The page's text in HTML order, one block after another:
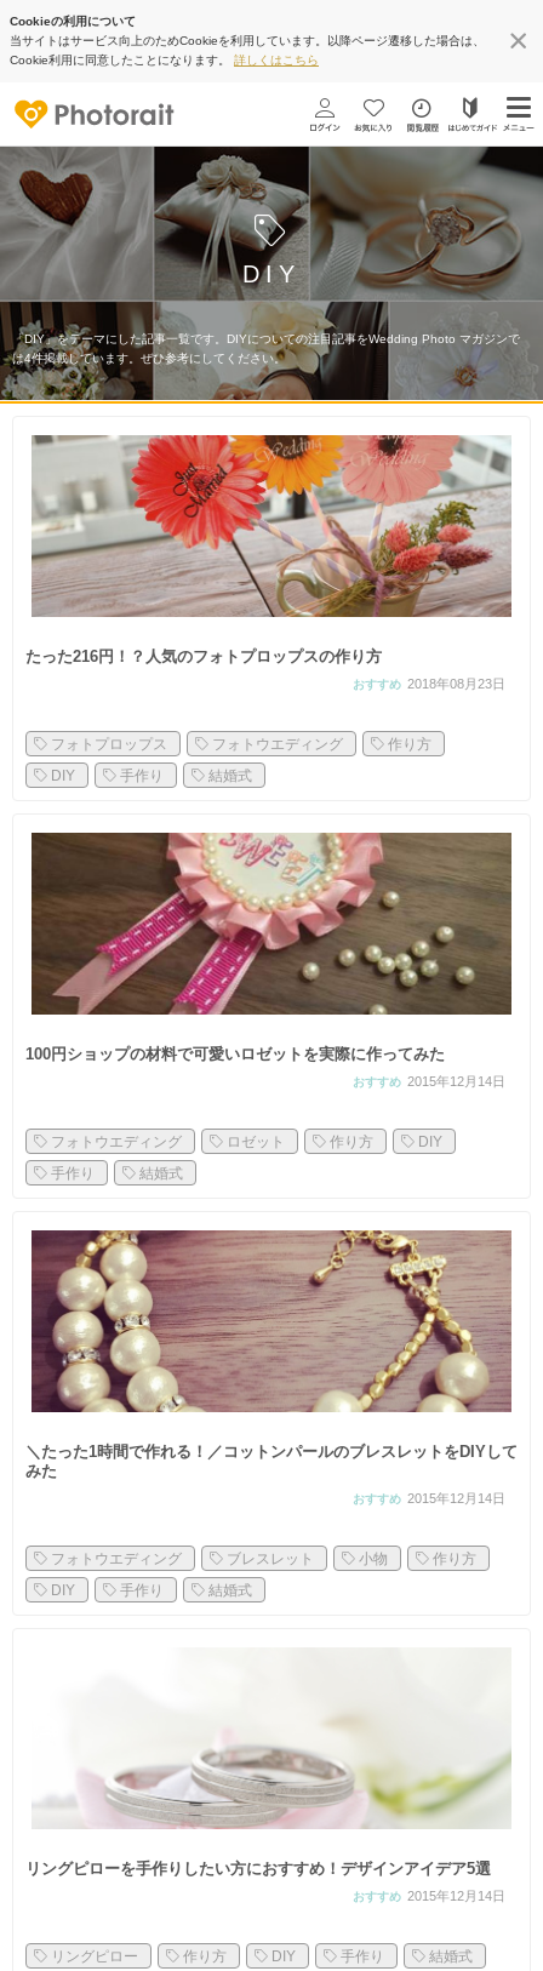
Cookieの利用について
当サイトはサービス向上のためCookieを利用しています。以降ページ遷移した場合は、
Cookie利用に同意したことになります。 詳しくはこちら
DIY
「DIY」をテーマにした記事一覧です。DIYについての注目記事をWedding Photo マガジンで
は4件掲載しています。ぜひ参考にしてください。
たった216円！？人気のフォトプロップスの作り方
おすすめ 2018年08月23日
フォトプロップス フォトウエディング
作り方
DIY
手作り 結婚式
100円ショップの材料で可愛いロゼットを実際に作ってみた
おすすめ 2015年12月14日
フォトウエディング ロゼット 作り方
DIY
手作り
結婚式
＼たった1時間で作れる！／コットンパールのブレスレットをDIYして
みた
おすすめ 2015年12月14日
フォトウエディング ブレスレット 小物
作り方
DIY
手作り 結婚式
リングピローを手作りしたい方におすすめ！デザインアイデア5選
おすすめ 2015年12月14日
リングピロー 作り方 DIY 手作り 結婚式